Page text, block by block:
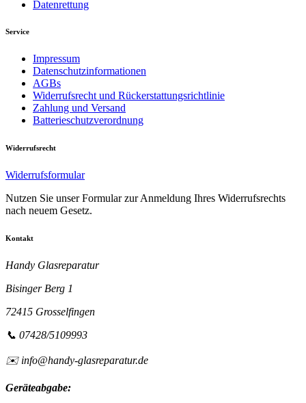
Datenrettung
Service
Impressum
Datenschutzinformationen
AGBs
Widerrufsrecht und Rückerstattungsrichtlinie
Zahlung und Versand
Batterieschutzverordnung
Widerrufsrecht
Widerrufsformular
Nutzen Sie unser Formular zur Anmeldung Ihres Widerrufsrechts
nach neuem Gesetz.
Kontakt
Handy Glasreparatur
Bisinger Berg 1
72415 Grosselfingen
📞 07428/5109993
✉️ info@handy-glasreparatur.de
Geräteabgabe: